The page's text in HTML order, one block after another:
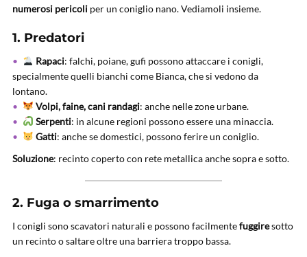
numerosi pericoli per un coniglio nano. Vediamoli insieme.
1. Predatori
Rapaci: falchi, poiane, gufi possono attaccare i conigli,
specialmente quelli bianchi come Bianca, che si vedono da
lontano.
Volpi, faine, cani randagi: anche nelle zone urbane.
Serpenti: in alcune regioni possono essere una minaccia.
Gatti: anche se domestici, possono ferire un coniglio.
Soluzione: recinto coperto con rete metallica anche sopra e sotto.
2. Fuga o smarrimento
I conigli sono scavatori naturali e possono facilmentefuggiresotto
un recinto o saltare oltre una barriera troppo bassa.